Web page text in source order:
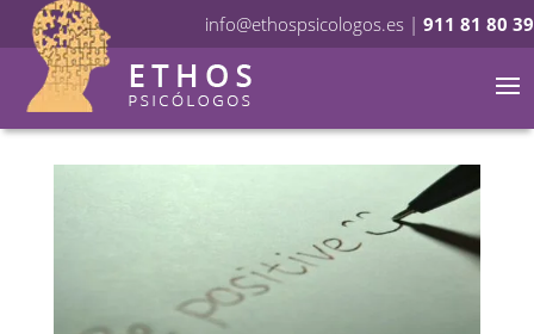
info@ethospsicologos.es | 911 81 80 39